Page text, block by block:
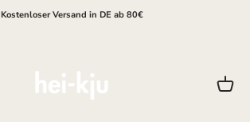
Kostenloser Versand in DE ab 80€